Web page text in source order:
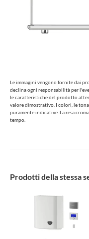
Le immagini vengono fornite dai
declina ogni responsabilità per
le caratteristiche del prodotto
valore dimostrativo. I colori, le
puramente indicative. La resa
tempo.
Prodotti della stessa